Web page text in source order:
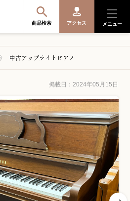
商品検索 アクセス メニュー
報
中古アップライトピアノ
掲載日：2024年05月15日